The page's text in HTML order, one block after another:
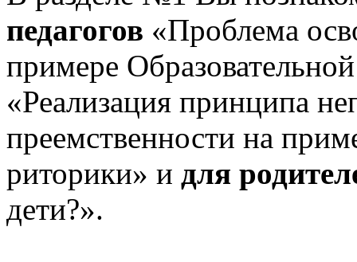
педагогов «Проблема
примере
«Реализация принципа
преемственности на
риторики» и для
дети?».